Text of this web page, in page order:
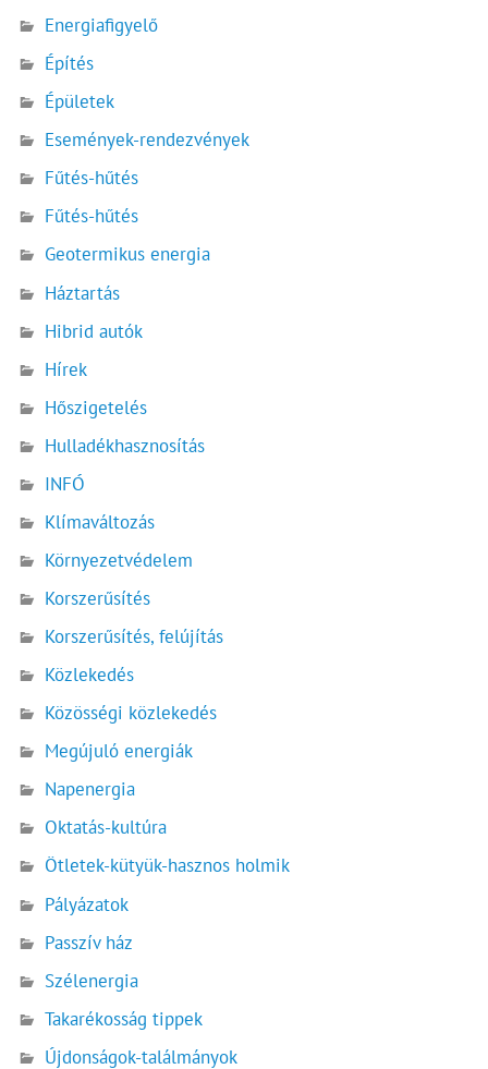
Energiafigyelő
Építés
Épületek
Események-rendezvények
Fűtés-hűtés
Fűtés-hűtés
Geotermikus energia
Háztartás
Hibrid autók
Hírek
Hőszigetelés
Hulladékhasznosítás
INFÓ
Klímaváltozás
Környezetvédelem
Korszerűsítés
Korszerűsítés, felújítás
Közlekedés
Közösségi közlekedés
Megújuló energiák
Napenergia
Oktatás-kultúra
Ötletek-kütyük-hasznos holmik
Pályázatok
Passzív ház
Szélenergia
Takarékosság tippek
Újdonságok-találmányok